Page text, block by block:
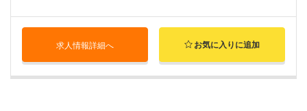
求人情報詳細へ お気に入りに追加